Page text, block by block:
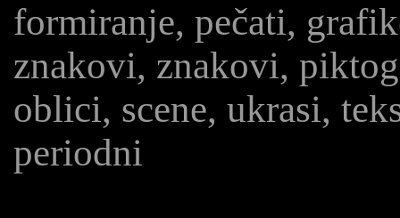
formiranje, pečati,
znakovi, znakovi,
oblici, scene, ukrasi,
periodni